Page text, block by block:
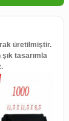
üretilmiştir.
tasarımla